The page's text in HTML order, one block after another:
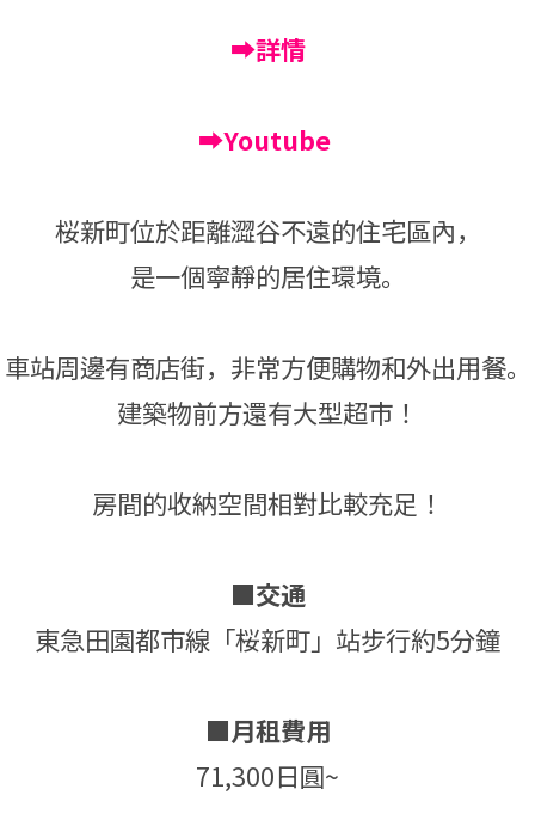
➡詳情
➡Youtube
桜新町位於距離澀谷不遠的住宅區內，
是一個寧靜的居住環境。
車站周邊有商店街，非常方便購物和外出用餐。
建築物前方還有大型超市！
房間的收納空間相對比較充足！
■交通
東急田園都市線「桜新町」站步行約5分鐘
■月租費用
71,300日圓~